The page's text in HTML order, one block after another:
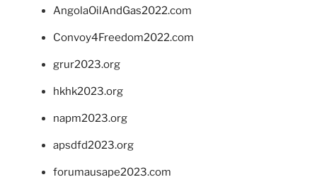
AngolaOilAndGas2022.com
Convoy4Freedom2022.com
grur2023.org
hkhk2023.org
napm2023.org
apsdfd2023.org
forumausape2023.com